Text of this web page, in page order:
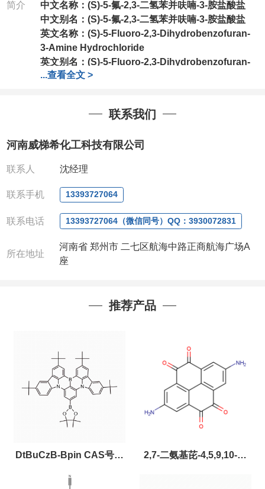
简介 中文名称： (S)-5-氟-2,3-二氢苯并呋喃-3-胺盐酸盐
中文别名： (S)-5-氟-2,3-二氢苯并呋喃-3-胺盐酸盐
英文名称： (S)-5-Fluoro-2,3-Dihydrobenzofuran-
3-Amine Hydrochloride
英文别名： (S)-5-Fluoro-2,3-Dihydrobenzofuran-
3-Amine Hydrochloride
ClFNO
按照客户要求分装）
我司对高校及科研单位先发货和
全额退款,并承担所有运费。电话:0371-
QQ:3930072831
联系人: 沈晓东(欢迎致电,或QQ、微信联系)
...查看全文 >
联系我们
河南威梯希化工科技有限公司
联系人 沈经理
联系手机 13393727064
联系电话 13393727064（微信同号）QQ：3930072831
所在地址
河南省 郑州市 二七区航海中路正商航海广场A
座
推荐产品
DtBuCzB-Bpin CAS号：
2643331-97-7
2,7-二氨基芘-4,5,9,10-四